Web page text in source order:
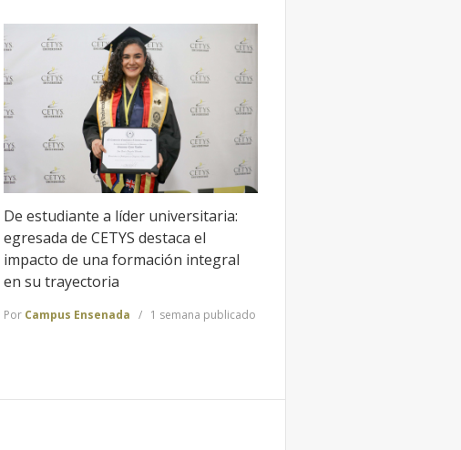
De estudiante a líder universitaria:
egresada de CETYS destaca el
impacto de una formación integral
en su trayectoria
Por Campus Ensenada 1 semana publicado